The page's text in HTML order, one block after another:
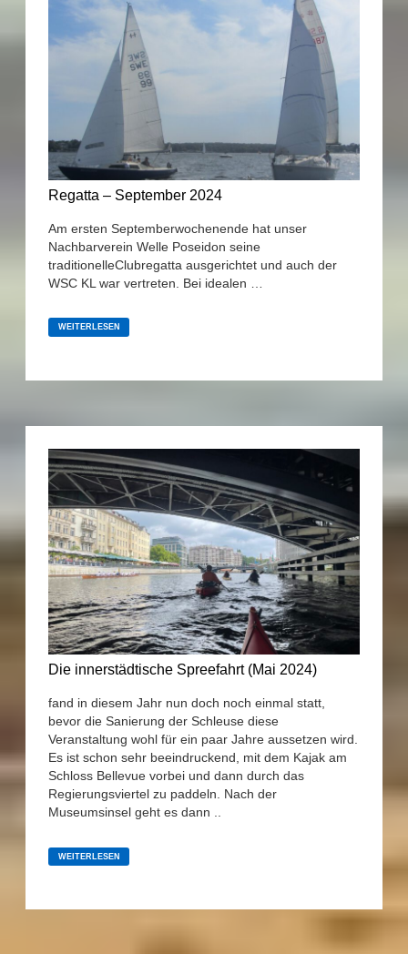
Regatta – September 2024
Am ersten Septemberwochenende hat unser
Nachbarverein Welle Poseidon seine
traditionelleClubregatta ausgerichtet und auch der
WSC KL war vertreten. Bei idealen …
REGATTA
–WEITERLESEN
Die innerstädtische Spreefahrt (Mai 2024)
fand in diesem Jahr nun doch noch einmal statt,
bevor die Sanierung der Schleuse diese
Veranstaltung wohl für ein paar Jahre aussetzen wird.
Es ist schon sehr beeindruckend, mit dem Kajak am
Schloss Bellevue vorbei und dann durch das
Regierungsviertel zu paddeln. Nach der
Museumsinsel geht es dann ..
DIE
INNERSTÄDTISCHE
WEITERLESEN